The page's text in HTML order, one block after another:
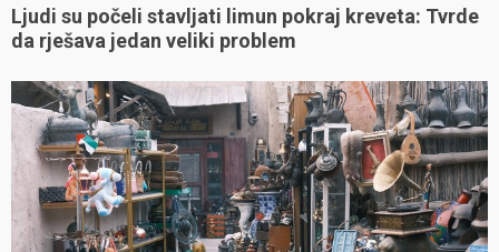
Ljudi su počeli stavljati limun pokraj kreveta: Tvrde
da rješava jedan veliki problem